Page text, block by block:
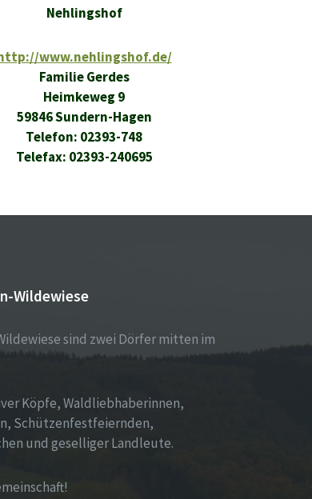
Nehlingshof
www.nehlingshof.de/
Familie Gerdes
Heimkeweg 9
59846 Sundern-Hagen
Telefon: 02393-748
Telefax: 02393-240695
Wildewiese
sind zwei Dörfer mitten im
Köpfe, Waldliebhaberinnen,
Schützenfestfeiernden,
und geselliger Landleute.